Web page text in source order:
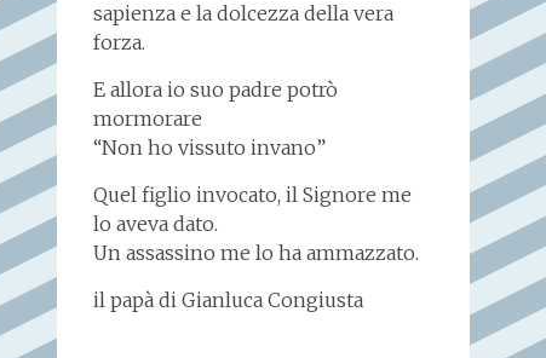
sapienza e la dolcezza della vera
forza.
E allora io suo padre potrò
mormorare
“Non ho vissuto invano”
Quel figlio invocato, il Signore me
lo aveva dato.
Un assassino me lo ha ammazzato.
il papà di Gianluca Congiusta